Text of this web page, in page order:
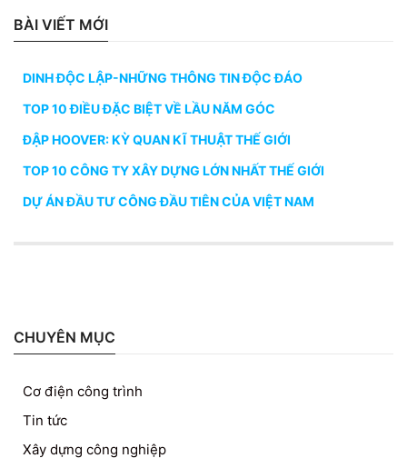
BÀI VIẾT MỚI
DINH ĐỘC LẬP-NHỮNG THÔNG TIN ĐỘC ĐÁO
TOP 10 ĐIỀU ĐẶC BIỆT VỀ LẦU NĂM GÓC
ĐẬP HOOVER: KỲ QUAN KĨ THUẬT THẾ GIỚI
TOP 10 CÔNG TY XÂY DỰNG LỚN NHẤT THẾ GIỚI
DỰ ÁN ĐẦU TƯ CÔNG ĐẦU TIÊN CỦA VIỆT NAM
CHUYÊN MỤC
Cơ điện công trình
Tin tức
Xây dựng công nghiệp